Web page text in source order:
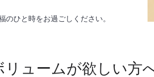
ひと時をお過ごしください。
ュームが欲しい方